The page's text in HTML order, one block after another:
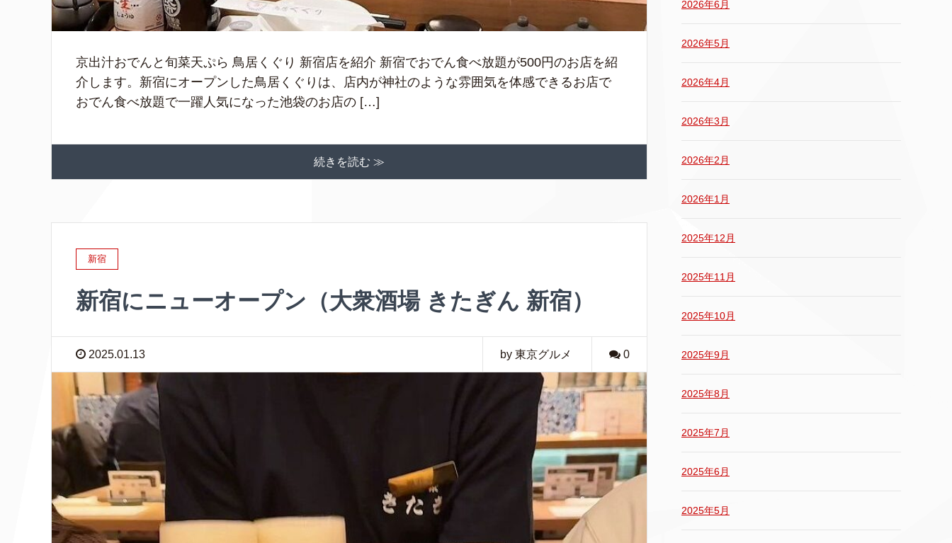
京出汁おでんと旬菜天ぷら 鳥居くぐり 新宿店を紹介 新宿でおでん食べ放題が500円のお店を紹
介します。新宿にオープンした鳥居くぐりは、店内が神社のような雰囲気を体感できるお店で
おでん食べ放題で一躍人気になった池袋のお店の […]
続きを読む ≫
新宿
新宿にニューオープン（大衆酒場 きたぎん 新宿）
2025.01.13 by 東京グルメ 0
2026年6月
2026年5月
2026年4月
2026年3月
2026年2月
2026年1月
2025年12月
2025年11月
2025年10月
2025年9月
2025年8月
2025年7月
2025年6月
2025年5月